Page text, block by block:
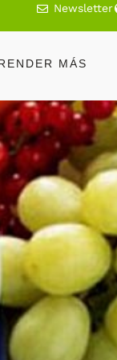
Newsletter
MÁS